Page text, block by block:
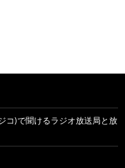
コ)で聞けるラジオ放送局と放